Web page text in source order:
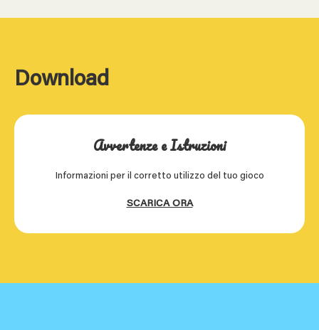
Download
Avvertenze e Istruzioni
Informazioni per il corretto utilizzo del tuo gioco
SCARICA ORA